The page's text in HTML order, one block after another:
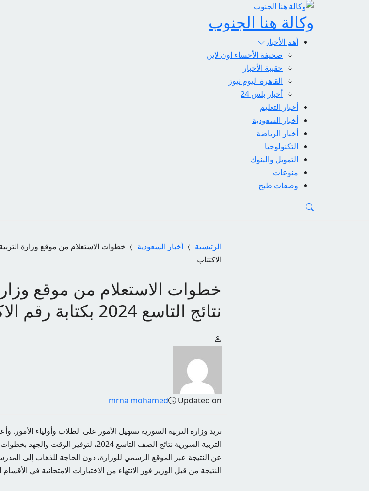
وكالة هنا الجنوب
أهم الأخبار
صحيفة الأحساء اون لاين
حقيبة الأخبار
القاهرة اليوم نيوز
أخبار بلس 24
أخبار التعليم
أخبار السعودية
أخبار الرياضة
التكنولوجيا
التمويل والبنوك
منوعات
وصفات طبخ
الرئيسية أخبار السعودية
الاكتتاب
خطوات الاستعلام من موقع
نتائج التاسع 2024 بكتابة رقم الاكتتاب
mrna mohamed Updated on
تريد وزارة التربية السورية تسهيل الأمور على الطلاب وأولياء الأمور.
التربية السورية نتائج الصف التاسع 2024،
عن النتيجة عبر الموقع الرسمي للوزارة، دون الحاجة للذهاب إلى
النتيجة من قبل الوزير فور الانتهاء من الاختبارات الامتحانية في الأقسام